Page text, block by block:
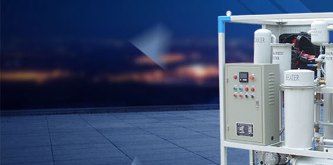
公司展示
联系我们
润滑油滤油机
透平油滤油机
燃油类滤油机
轻便式滤油机
非标类滤油机
绝缘油测试仪
耗材滤芯滤纸滤布